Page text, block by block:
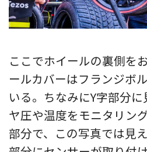
ここでホイールの裏側を
ールカバーはフランジボ
いる。ちなみにY字部分
ヤ圧や温度をモニタリン
部分で、この写真では見